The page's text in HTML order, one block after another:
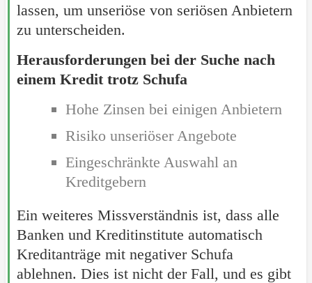
lassen, um unseriöse von seriösen Anbietern
zu unterscheiden.
Herausforderungen bei der Suche nach
einem Kredit trotz Schufa
Hohe Zinsen bei einigen Anbietern
Risiko unseriöser Angebote
Eingeschränkte Auswahl an
Kreditgebern
Ein weiteres Missverständnis ist, dass alle
Banken und Kreditinstitute automatisch
Kreditanträge mit negativer Schufa
ablehnen. Dies ist nicht der Fall, und es gibt